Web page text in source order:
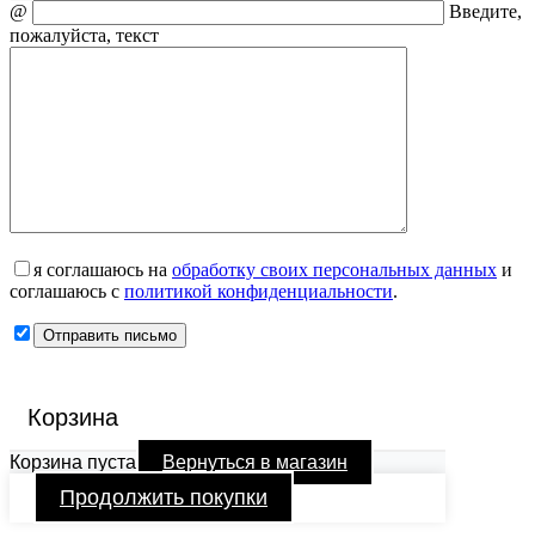
@
Введите,
пожалуйста, текст
я соглашаюсь на обработку своих персональных данных и
соглашаюсь с политикой конфиденциальности.
Корзина
Корзина пуста Вернуться в магазин
Продолжить покупки